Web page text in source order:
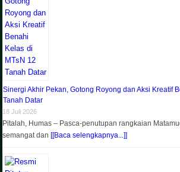
Sinergi Akhir Pekan, Gotong Royong dan Aksi Kreatif
Tanah Datar
18 Juli 2026
Pitalah, Humas – Pasca-penutupan rangkaian
semangat dan[[Baca selengkapnya...]]